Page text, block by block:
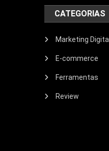
CATEGORIAS
Marketing Digital
E-commerce
Ferramentas
Review